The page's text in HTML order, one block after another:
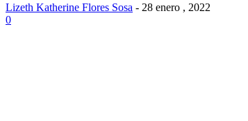
Lizeth Katherine Flores Sosa - 28 enero , 2022
0